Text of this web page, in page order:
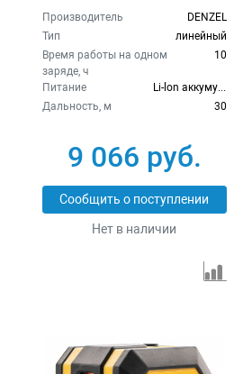
2800 мАч, резьба 5/8"
Denzel 35077
Производитель
DENZEL
Тип
линейный
Время работы на одном
заряде, ч
10
Питание
Li-lon аккумулятор
Дальность, м
30
9 066 руб.
Сообщить о поступлении
Нет в наличии